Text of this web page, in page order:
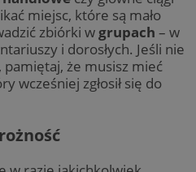
miejsc, które są mało
zbiórki w grupach – w
i dorosłych. Jeśli nie
pamiętaj, że musisz mieć
wcześniej zgłosił się do